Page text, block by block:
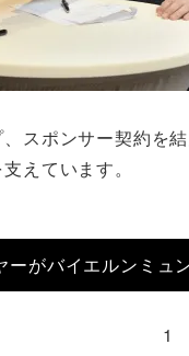
スポンサー契約を
えています。
ーがバイエルンミュ
1